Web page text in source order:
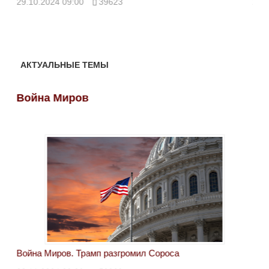
АКТУАЛЬНЫЕ ТЕМЫ
Война Миров
Война Миров. Трамп разгромил Сороса